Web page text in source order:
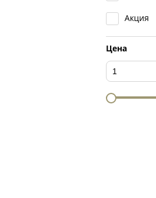
Акция
Цена